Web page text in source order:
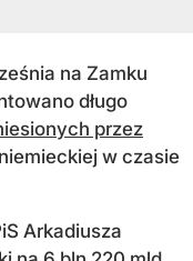
na Zamku
długo
przez
w czasie
Arkadiusza